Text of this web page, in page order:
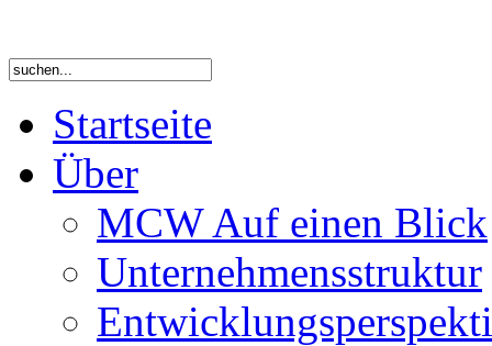
Startseite
Über
MCW Auf einen Blick
Unternehmensstruktur